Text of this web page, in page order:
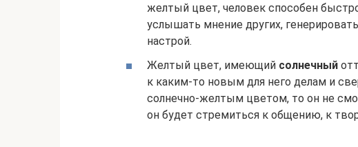
желтый цвет, человек способен
услышать мнение других,
настрой.
Желтый цвет, имеющий солнечный
к каким-то новым для него делам и
солнечно-желтым цветом, то он не
он будет стремиться к общению, к